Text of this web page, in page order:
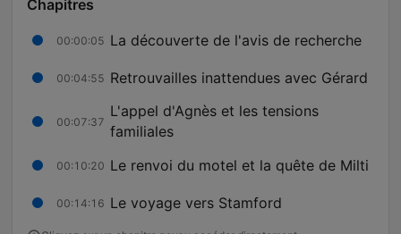
Chapitres
00:00:05 La découverte de l'avis de recherche
00:04:55 Retrouvailles inattendues avec Gérard
00:07:37
L'appel d'Agnès et les tensions
familiales
00:10:20 Le renvoi du motel et la quête de Milti
00:14:16 Le voyage vers Stamford